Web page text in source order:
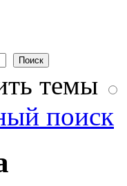
темы
поиск